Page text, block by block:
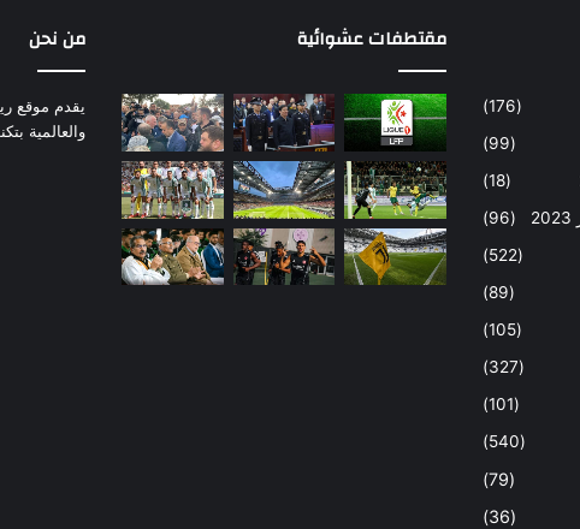
(176)
(99)
(18)
(96)
(522)
(89)
(105)
(327)
(101)
(540)
(79)
(36)
مقتطفات عشوائية من نحن
يقدم موقع
والعالمية